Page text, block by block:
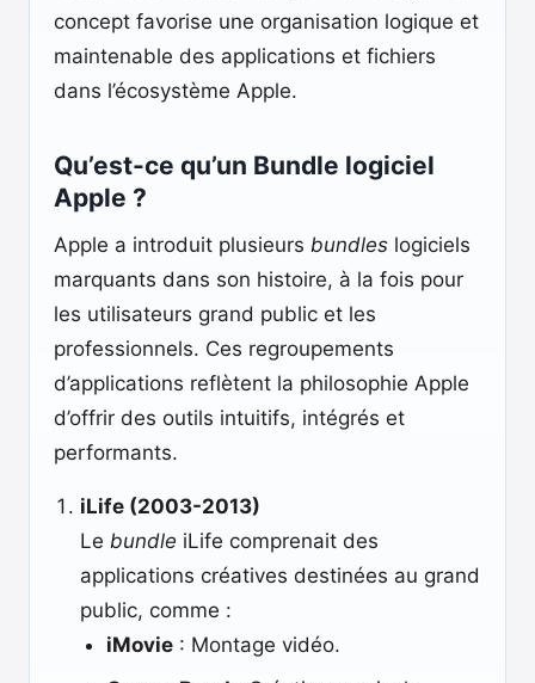
concept favorise une organisation logique et
maintenable des applications et fichiers
dans l’écosystème Apple.
Qu’est-ce qu’un Bundle logiciel
Apple ?
Apple a introduit plusieurs bundles logiciels
marquants dans son histoire, à la fois pour
les utilisateurs grand public et les
professionnels. Ces regroupements
d’applications reflètent la philosophie Apple
d’offrir des outils intuitifs, intégrés et
performants.
iLife (2003-2013)
Le bundle iLife comprenait des
applications créatives destinées au grand
public, comme :
iMovie : Montage vidéo.